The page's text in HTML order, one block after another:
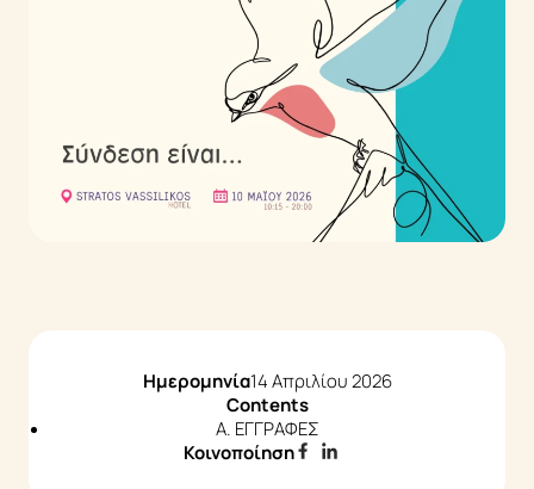
Τι είναι η Συστημική Αναπαράσταση
Events
Ημερομηνία14 Απριλίου 2026
Contents
A. ΕΓΓΡΑΦΕΣ
Κοινοποίηση